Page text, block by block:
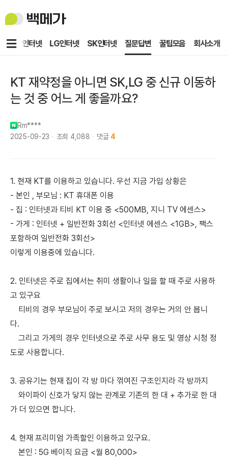
백
메
KT인터넷 LG인터넷 SK인터넷 질문답변 꿀팁모음 회사소개
메
KT 재약정을 아니면 SK,LG 중 신규 이동하
는 것 중 어느 게 좋을까요?
Rm****
2025-09-23
조회 4,088 댓글 4
1. 현재 KT를 이용하고 있습니다. 우선 지금 가입 상황은
- 본인 , 부모님 : KT 휴대폰 이용
- 집 : 인터넷과 티비 KT 이용 중 <500MB, 지니 TV 에센스>
- 가게 : 인터넷 + 일반전화 3회선 <인터넷 에센스 <1GB>, 팩스
포함하여 일반전화 3회선>
이렇게 이용중에 있습니다.
2. 인터넷은 주로 집에서는 취미 생활이나 일을 할 때 주로 사용하
고 있구요
티비의 경우 부모님이 주로 보시고 저의 경우는 거의 안 봅니
다.
그리고 가게의 경우 인터넷으로 주로 사무 용도 및 영상 시청 정
도로 사용합니다.
3. 공유기는 현재 집이 각 방 마다 꺾여진 구조인지라 각 방까지
와이파이 신호가 닿지 않는 관계로 기존의 한 대 + 추가로 한 대
가 더 있으면 합니다.
4. 현재 프리미엄 가족할인 이용하고 있구요.
본인 : 5G 베이직 요금 <월 80,000>